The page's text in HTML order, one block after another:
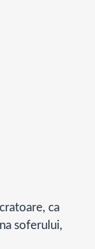
ca
soferului,